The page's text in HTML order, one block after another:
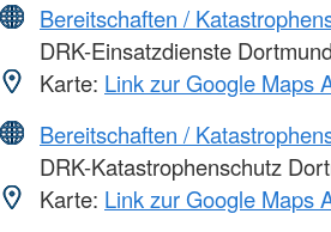
Bereitschaften /
DRK-Einsatzdienste Dortmund
Karte: Link zur Google Maps
Bereitschaften /
DRK-Katastrophenschutz
Karte: Link zur Google Maps